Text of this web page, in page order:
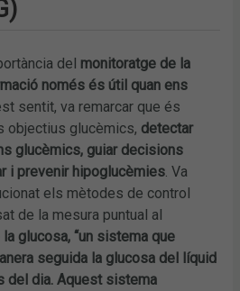
del monitoratge de la
només és útil quan ens
sentit, va remarcar que és
objectius glucèmics, detectar
glucèmics, guiar decisions
i prevenir hipoglucèmies. Va
els mètodes de control
de la mesura puntual al
glucosa, “un sistema que
seguida la glucosa del líquid
del dia. Aquest sistema